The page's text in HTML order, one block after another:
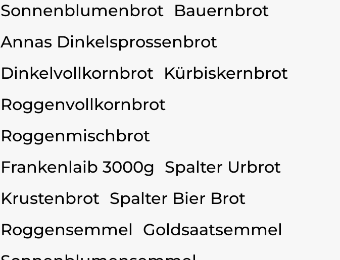
Sonnenblumenbrot Bauernbrot
Annas Dinkelsprossenbrot
Dinkelvollkornbrot Kürbiskernbrot
Roggenvollkornbrot
Roggenmischbrot
Frankenlaib 3000g Spalter Urbrot
Krustenbrot Spalter Bier Brot
Roggensemmel
Goldsaatsemmel